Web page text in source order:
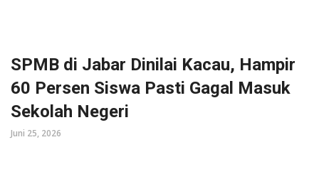
SPMB di Jabar Dinilai Kacau, Hampir
60 Persen Siswa Pasti Gagal Masuk
Sekolah Negeri
Juni 25, 2026